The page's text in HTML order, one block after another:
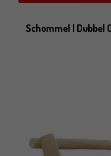
Schommel | Dubbel